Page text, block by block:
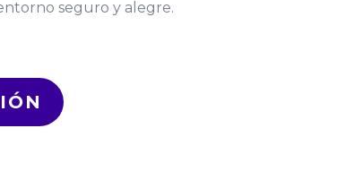
seguro y alegre.